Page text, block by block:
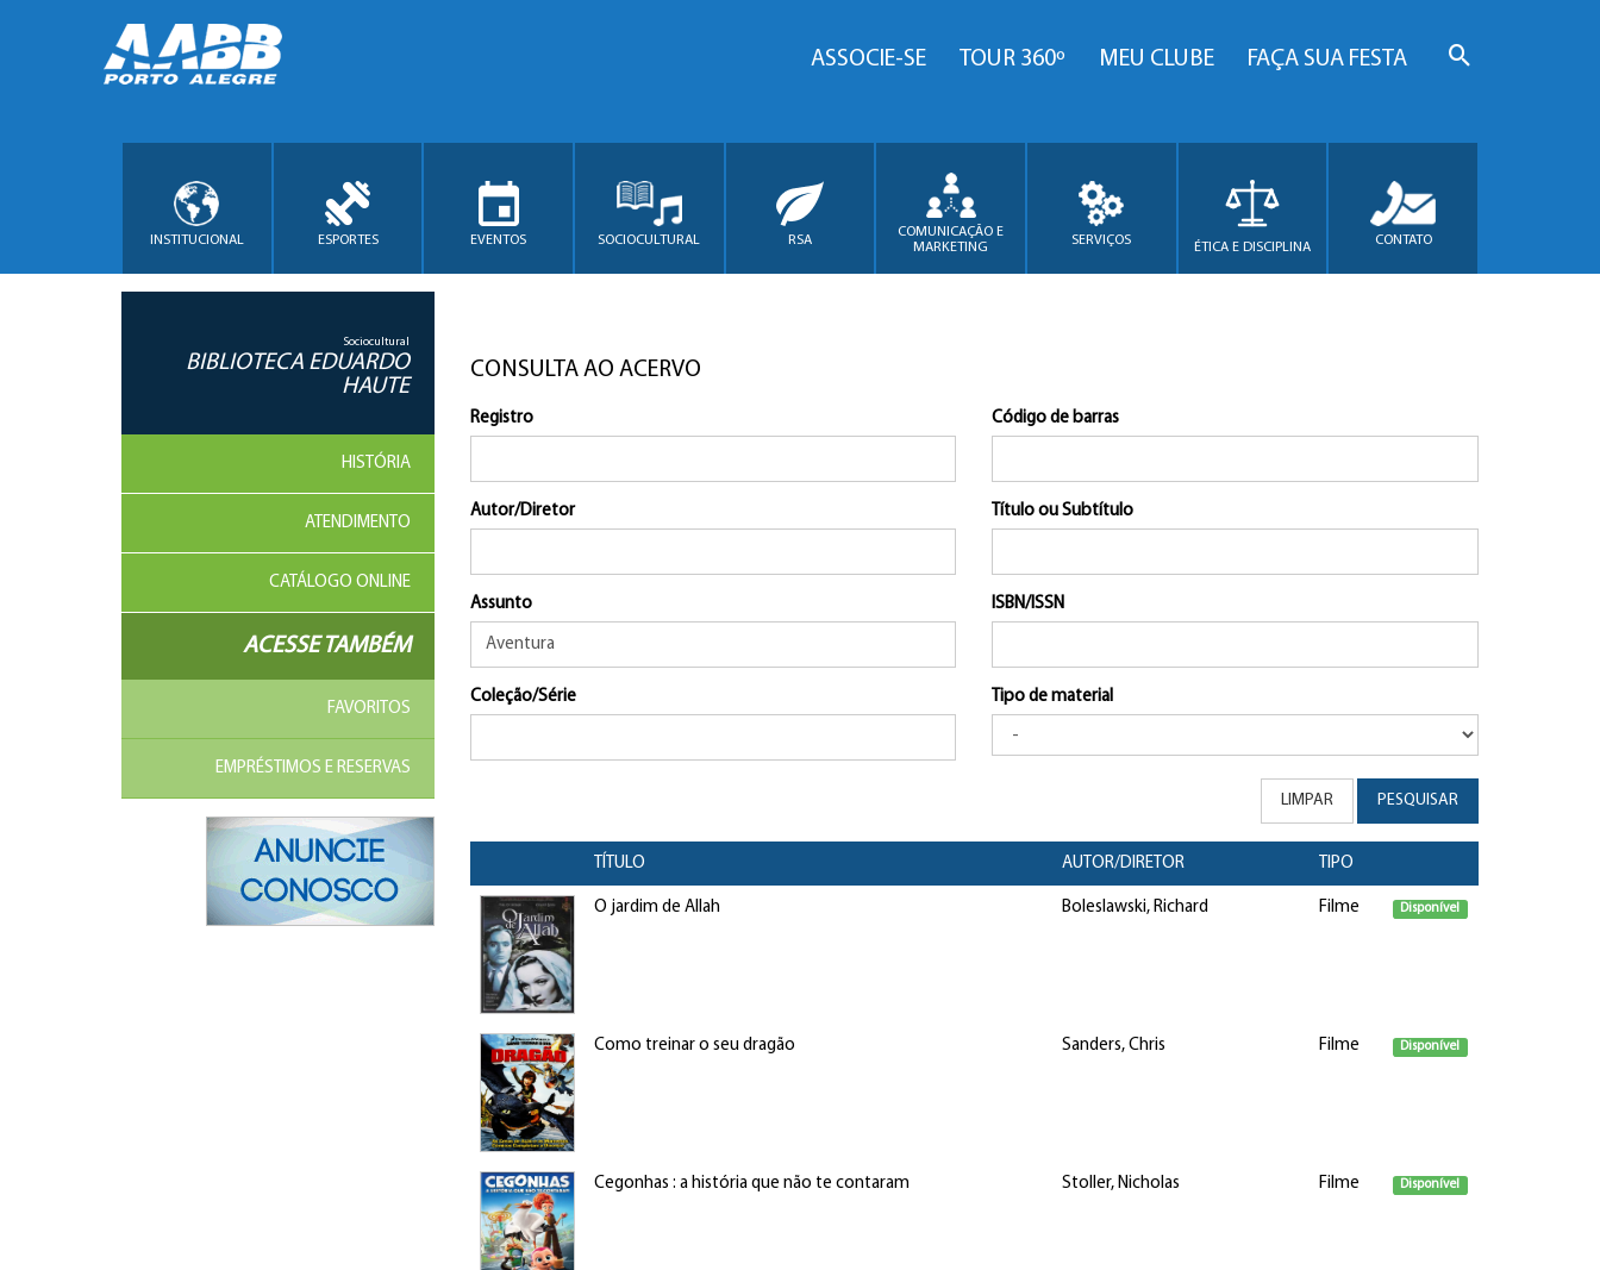
ASSOCIE-SE TOUR 360º MEU CLUBE FAÇA SUA FESTA
INSTITUCIONAL ESPORTES EVENTOS SOCIOCULTURAL RSA
COMUNICAÇÃO E
MARKETING
SERVIÇOS ÉTICA E DISCIPLINA CONTATO
Sociocultural
BIBLIOTECA EDUARDO
HAUTE
HISTÓRIA
ATENDIMENTO
CATÁLOGO ONLINE
ACESSE TAMBÉM
FAVORITOS
EMPRÉSTIMOS E RESERVAS
CONSULTA AO ACERVO
Registro Código de barras
Autor/Diretor Título ou Subtítulo
Assunto ISBN/ISSN
Coleção/Série Tipo de material
LIMPAR PESQUISAR
TÍTULO AUTOR/DIRETOR TIPO
O jardim de Allah Boleslawski, Richard Filme Disponível
Como treinar o seu dragão Sanders, Chris Filme Disponível
Cegonhas : a história que não te contaram Stoller, Nicholas Filme Disponível